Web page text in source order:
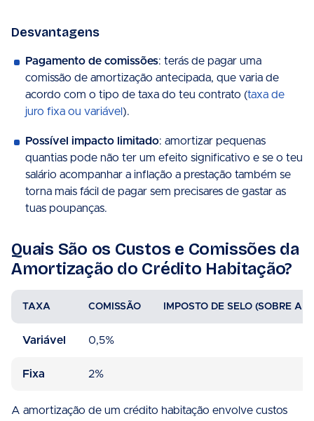
Desvantagens
Pagamento de comissões: terás de pagar uma
comissão de amortização antecipada, que varia de
acordo com o tipo de taxa do teu contrato (taxa de
juro fixa ou variável ).
Possível impacto limitado: amortizar pequenas
quantias pode não ter um efeito significativo e se o teu
salário acompanhar a inflação a prestação também se
torna mais fácil de pagar sem precisares de gastar as
tuas poupanças.
Quais São os Custos e Comissões da
Amortização do Crédito Habitação?
TAXA COMISSÃO IMPOSTO DE SELO (SOBRE A
Variável 0,5%
Fixa 2%
A amortização de um crédito habitação envolve custos